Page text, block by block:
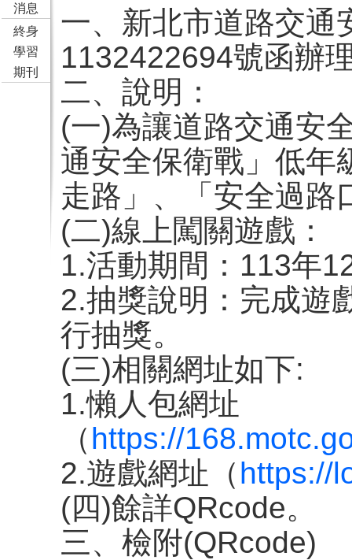
消息
終身
學習
期刊
一、新北市道路交通
1132422694號函辦
二、說明：
(一)為讓道路交通安
通安全保衛戰」低年
走路」、「安全過路
(二)線上闖關遊戲：
1.活動期間：113年
2.抽獎說明：完成遊
行抽獎。
(三)相關網址如下:
1.懶人包網址
（https://
2.遊戲網址（https://
(四)餘詳QRcode。
三、檢附(QRcode)